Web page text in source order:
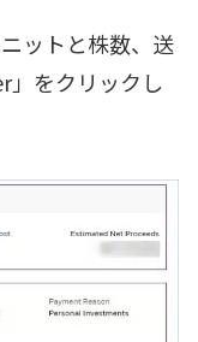
ットと株数、送
」をクリックし